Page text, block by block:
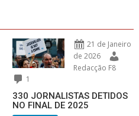
21 de Janeiro
de 2026
Redacção F8
1
330 JORNALISTAS DETIDOS
NO FINAL DE 2025